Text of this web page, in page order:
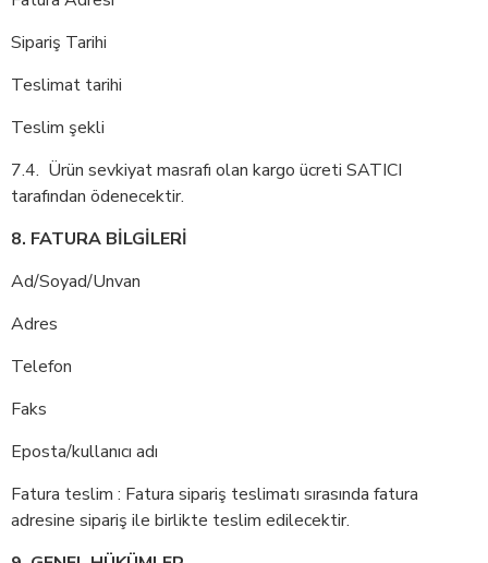
Sipariş Tarihi
Teslimat tarihi
Teslim şekli
7.4. Ürün sevkiyat masrafı olan kargo ücreti SATICI
tarafından ödenecektir.
8. FATURA BİLGİLERİ
Ad/Soyad/Unvan
Adres
Telefon
Faks
Eposta/kullanıcı adı
Fatura teslim : Fatura sipariş teslimatı sırasında fatura
adresine sipariş ile birlikte teslim edilecektir.